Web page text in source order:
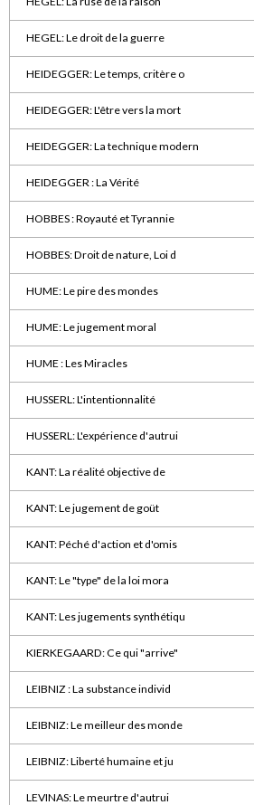
HEGEL: Le droit de la guerre
HEIDEGGER: Le temps, critère o
HEIDEGGER: L'être vers la mort
HEIDEGGER: La technique modern
HEIDEGGER : La Vérité
HOBBES : Royauté et Tyrannie
HOBBES: Droit de nature, Loi d
HUME: Le pire des mondes
HUME: Le jugement moral
HUME : Les Miracles
HUSSERL: L'intentionnalité
HUSSERL: L'expérience d'autrui
KANT: La réalité objective de
KANT: Le jugement de goüt
KANT: Péché d'action et d'omis
KANT: Le "type" de la loi mora
KANT: Les jugements synthétiqu
KIERKEGAARD: Ce qui "arrive"
LEIBNIZ : La substance individ
LEIBNIZ: Le meilleur des monde
LEIBNIZ: Liberté humaine et ju
LEVINAS: Le meurtre d'autrui